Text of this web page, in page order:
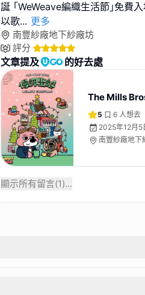
誕 ｢WeWeave編織生活節｣免費
以歌... 更多
南豐紗廠地下紗廠坊
評分
文章提及 的好去處
The Mills
5 6 人想去
2025年12月5
南豐紗廠地下
顯示所有留言(1)...